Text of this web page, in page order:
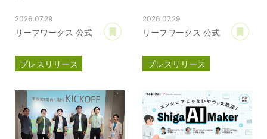
2026.07.29
リーフワークス 公式
あとで読む
プレスリリース
2026.07.29
リーフワークス 公式
プレスリリース